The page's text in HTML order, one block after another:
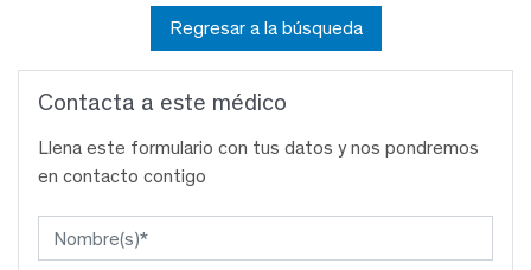
Regresar a la búsqueda
Contacta a este médico
Llena este formulario con tus datos y nos pondremos
en contacto contigo